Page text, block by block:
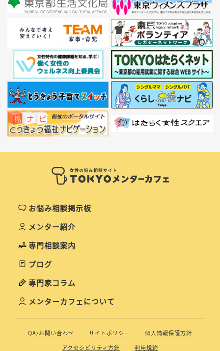
お悩み相談掲示板
メンター紹介
専門相談案内
ブログ
専門家コラム
メンターカフェについて
QA/お問い合わせ サイトポリシー
個人情報保護方針
アクセシビリティ方針
利用規約